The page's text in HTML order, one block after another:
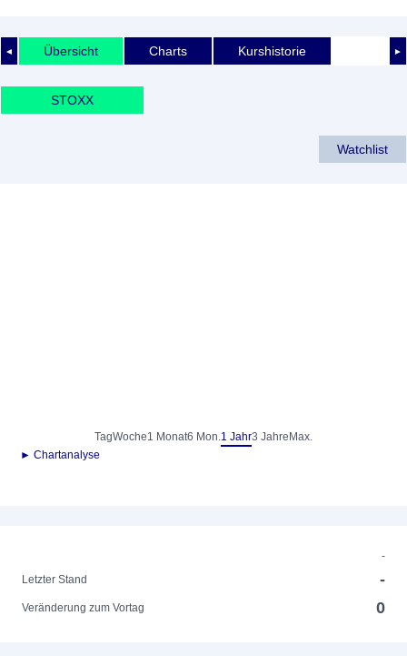
◄ ►
Übersicht Charts Kurshistorie
STOXX
Watchlist
TagWoche1 Monat6 Mon.1 Jahr3 Jahre Max.
► Chartanalyse
-
Letzter Stand
-
Veränderung zum Vortag 0